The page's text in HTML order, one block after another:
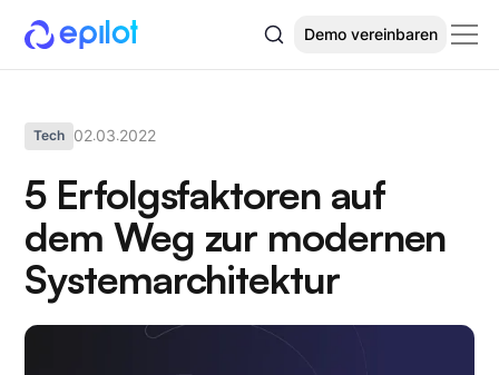
Demo vereinbaren
Tech 02.03.2022
5 Erfolgsfaktoren auf
dem Weg zur modernen
Systemarchitektur